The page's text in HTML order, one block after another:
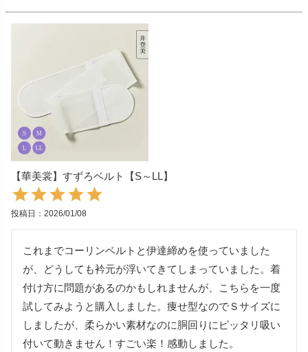
【華美裳】すずろベルト【S～LL】
投稿日 2026/01/08
これまでコーリンベルトと伊達締めを使っていました
が、どうしても衿元が浮いてきてしまっていました。着
付け方に問題があるのかもしれませんが、こちらを一度
試してみようと購入しました。痩せ型なのでＳサイズに
しましたが、柔らかい素材なのに胴回りにピッタリ吸い
付いて動きません！すごい楽！感動しました。